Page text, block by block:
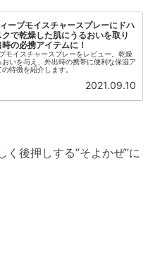
ープモイスチャースプレーにドハ
で乾燥した肌にうるおいを取り
の必携アイテムに！
モイスチャースプレーをレビュー。乾燥
おいを与え、外出時の携帯に便利な保湿ア
特徴を紹介します。
2021.09.10
く後押しする”そよかぜ”に